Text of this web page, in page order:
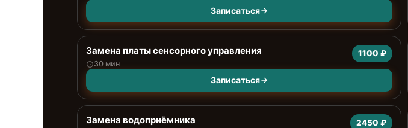
Записаться
Замена платы сенсорного управления
30 мин
1100 ₽
Записаться
Замена водоприёмника 2450 ₽